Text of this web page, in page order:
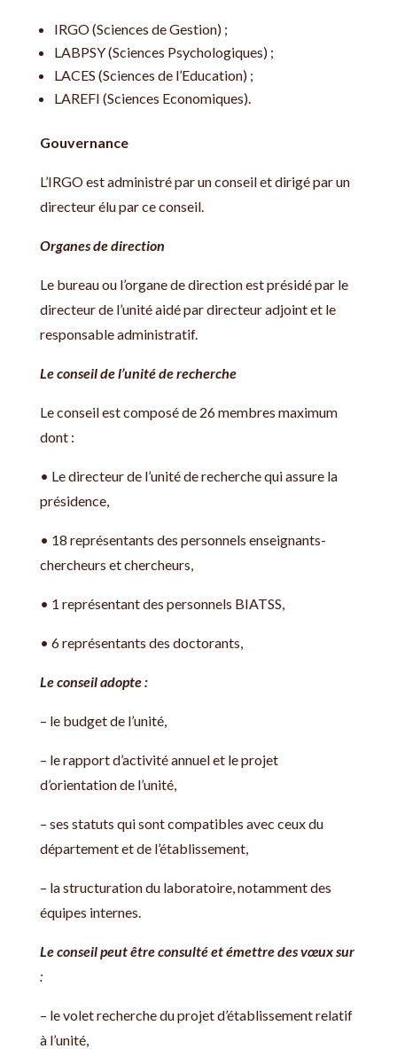
IRGO (Sciences de Gestion) ;
LABPSY (Sciences Psychologiques) ;
LACES (Sciences de l’Education) ;
LAREFI (Sciences Economiques).
Gouvernance
L’IRGO est administré par un conseil et dirigé par un
directeur élu par ce conseil.
Organes de direction
Le bureau ou l’organe de direction est présidé par le
directeur de l’unité aidé par directeur adjoint et le
responsable administratif.
Le conseil de l’unité de recherche
Le conseil est composé de 26 membres maximum
dont :
• Le directeur de l’unité de recherche qui assure la
présidence,
• 18 représentants des personnels enseignants-
chercheurs et chercheurs,
• 1 représentant des personnels BIATSS,
• 6 représentants des doctorants,
Le conseil adopte :
– le budget de l’unité,
– le rapport d’activité annuel et le projet
d’orientation de l’unité,
– ses statuts qui sont compatibles avec ceux du
département et de l’établissement,
– la structuration du laboratoire, notamment des
équipes internes.
Le conseil peut être consulté et émettre des vœuxsur
:
– le volet recherche du projet d’établissement relatif
à l’unité,